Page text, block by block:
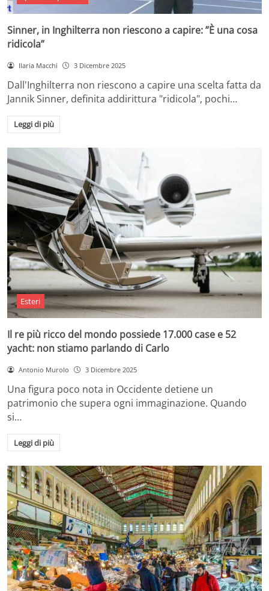
Sinner, in Inghilterra non riescono a capire: ”È una cosa
ridicola”
Ilaria Macchi 3 Dicembre 2025
Dall'Inghilterra non riescono a capire una scelta fatta da
Jannik Sinner, definita addirittura "ridicola", pochi…
Leggi di più
Esteri
Il re più ricco del mondo possiede 17.000 case e 52
yacht: non stiamo parlando di Carlo
Antonio Murolo 3 Dicembre 2025
Una figura poco nota in Occidente detiene un
patrimonio che supera ogni immaginazione. Quando
si…
Leggi di più